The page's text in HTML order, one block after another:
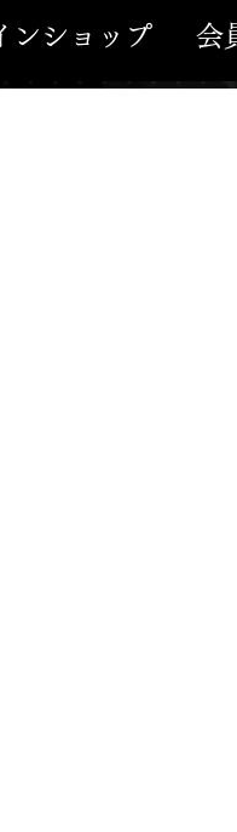
ンショップ 会